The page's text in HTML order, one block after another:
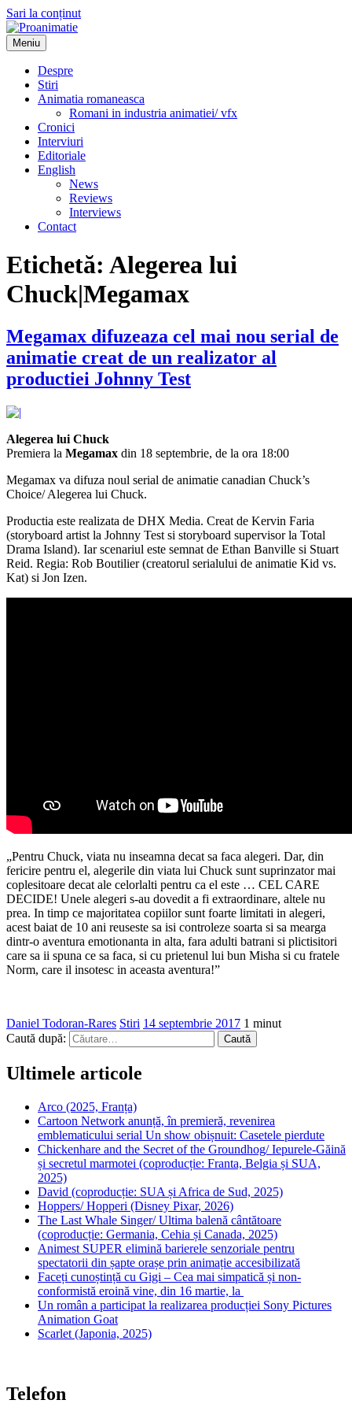
Sari la conținut
Proanimatie
Stiri despre filme de animatie
Meniu
Despre
Stiri
Animatia romaneasca
Romani in industria animatiei/ vfx
Cronici
Interviuri
Editoriale
English
News
Reviews
Interviews
Contact
Etichetă: Alegerea lui
Chuck|Megamax
Megamax difuzeaza cel mai nou serial de
animatie creat de un realizator al
productiei Johnny Test
Alegerea lui Chuck
Premiera la Megamax din 18 septembrie, de la ora 18:00
Megamax va difuza noul serial de animatie canadian Chuck’s
Choice/ Alegerea lui Chuck.
Productia este realizata de DHX Media. Creat de Kervin Faria
(storyboard artist la Johnny Test si storyboard supervisor la Total
Drama Island). Iar scenariul este semnat de Ethan Banville si Stuart
Reid. Regia: Rob Boutilier (creatorul serialului de animatie Kid vs.
Kat) si Jon Izen.
„Pentru Chuck, viata nu inseamna decat sa faca alegeri. Dar, din
fericire pentru el, alegerile din viata lui Chuck sunt suprinzator mai
coplesitoare decat ale celorlalti pentru ca el este … CEL CARE
DECIDE! Unele alegeri s-au dovedit a fi extraordinare, altele nu
prea. In timp ce majoritatea copiilor sunt foarte limitati in alegeri,
acest baiat de 10 ani reuseste sa isi controleze soarta si sa mearga
dintr-o aventura emotionanta in alta, fara adulti batrani si plictisitori
care sa ii spuna ce sa faca, si cu prietenul lui bun Misha si cu fratele
Norm, care il insotesc in aceasta aventura!”
Daniel Todoran-Rares Stiri 14 septembrie 2017 1 minut
Caută după:
Ultimele articole
Arco (2025, Franța)
Cartoon Network anunță, în premieră, revenirea
emblematicului serial Un show obișnuit: Casetele pierdute
Chickenhare and the Secret of the Groundhog/ Iepurele-Găină
și secretul marmotei (coproducție: Franta, Belgia și SUA,
2025)
David (coproducție: SUA și Africa de Sud, 2025)
Hoppers/ Hopperi (Disney Pixar, 2026)
The Last Whale Singer/ Ultima balenă cântătoare
(coproducție: Germania, Cehia și Canada, 2025)
Animest SUPER elimină barierele senzoriale pentru
spectatorii din șapte orașe prin animație accesibilizată
Faceți cunoștință cu Gigi – Cea mai simpatică și non-
conformistă eroină vine, din 16 martie, la
Un român a participat la realizarea producției Sony Pictures
Animation Goat
Scarlet (Japonia, 2025)
Telefon